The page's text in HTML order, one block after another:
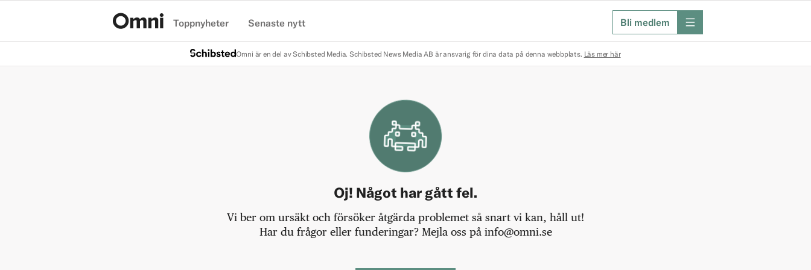
Toppnyheter Senaste nytt Bli medlem meny
Omni är en del av Schibsted Media. Schibsted News Media AB är ansvarig för dina data på denna webbplats. Läs mer här
Oj! Något har gått fel.
Vi ber om ursäkt och försöker åtgärda problemet så snart vi kan, håll ut!
Har du frågor eller funderingar? Mejla oss på info@omni.se